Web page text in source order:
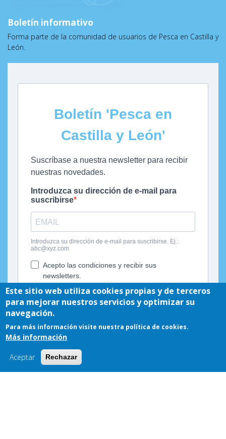
Boletín informativo
Forma parte de la comunidad de usuarios de Pesca en Castilla y
León.
Este sitio web utiliza cookies propias y de terceros
para mejorar nuestros servicios y optimizar su
navegación.
Para más información visite nuestra política de cookies.
Más información
Aceptar Rechazar